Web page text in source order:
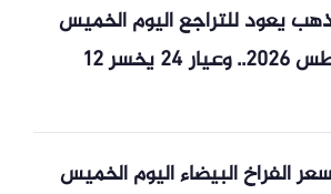
يعود للتراجع اليوم الخميس
6 أغسطس 2026.. وعيار 24 يخسر 12
الفراخ البيضاء اليوم الخميس